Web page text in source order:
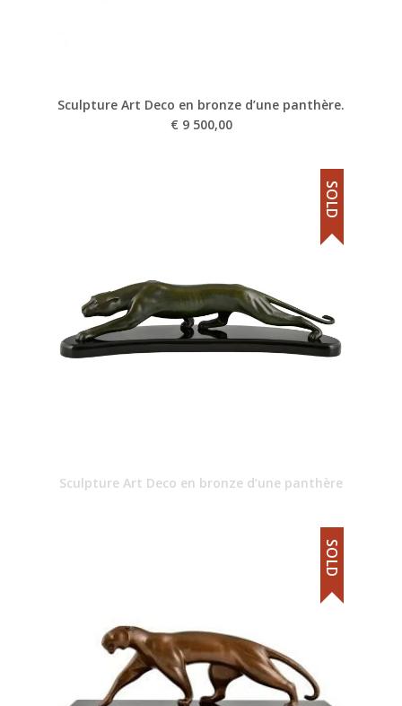
Sculpture Art Deco en bronze d’une panthère.
€ 9 500,00
Sculpture Art Deco en bronze d’une panthère
SOLD
SOLD